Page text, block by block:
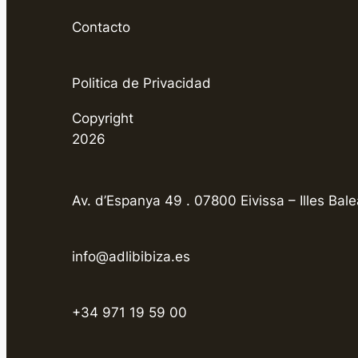
Contacto
Politica de Privacidad
Copyright
2026
Av. d’Espanya 49 . 07800 Eivissa – Illes
info@adlibibiza.es
+34 971 19 59 00